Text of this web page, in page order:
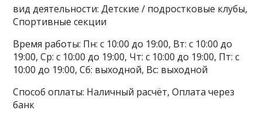
вид деятельности: Детские / подростковые клубы,
Спортивные секции
Время работы: Пн: с 10:00 до 19:00, Вт: с 10:00 до
19:00, Ср: с 10:00 до 19:00, Чт: с 10:00 до 19:00, Пт: с
10:00 до 19:00, Сб: выходной, Вс: выходной
Способ оплаты: Наличный расчёт, Оплата через
банк